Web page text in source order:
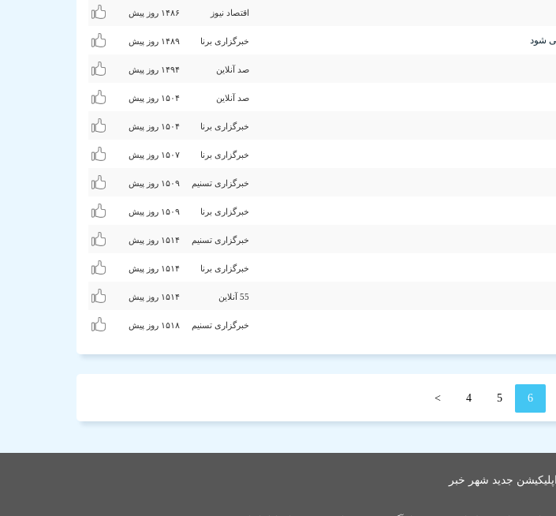
اقتصاد نیوز ۱۴۸۶ روز پیش
خبرگزاری برنا ۱۴۸٩ روز پیش
صد آنلاین ۱۴٩۴ روز پیش
صد آنلاین ۱۵۰۴ روز پیش
خبرگزاری برنا ۱۵۰۴ روز پیش
خبرگزاری برنا ۱۵۰۷ روز پیش
خبرگزاری تسنیم ۱۵۰٩ روز پیش
خبرگزاری برنا ۱۵۰٩ روز پیش
خبرگزاری تسنیم ۱۵۱۴ روز پیش
خبرگزاری برنا ۱۵۱۴ روز پیش
55 آنلاین ۱۵۱۴ روز پیش
خبرگزاری تسنیم ۱۵۱۸ روز پیش
> 4 5 6
جدید شهر خبر